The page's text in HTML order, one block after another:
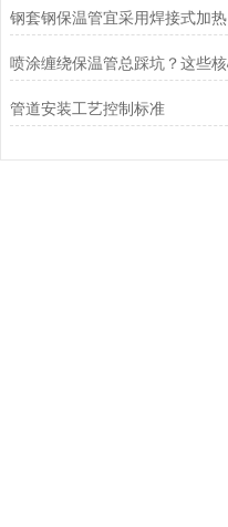
钢套钢保温管宜采用焊接式加热
管道安装工艺控制标准